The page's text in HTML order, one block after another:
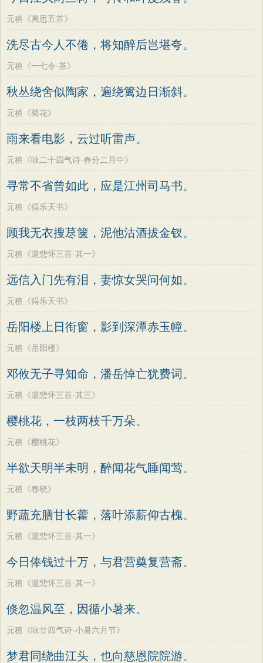
元稹《离思五首》
洗尽古今人不倦，将知醉后岂堪夸。
元稹《一七令·茶》
秋丛绕舍似陶家，遍绕篱边日渐斜。
元稹《菊花》
雨来看电影，云过听雷声。
元稹《咏二十四气诗·春分二月中》
寻常不省曾如此，应是江州司马书。
元稹《得乐天书》
顾我无衣搜荩箧，泥他沽酒拔金钗。
元稹《遣悲怀三首·其一》
远信入门先有泪，妻惊女哭问何如。
元稹《得乐天书》
岳阳楼上日衔窗，影到深潭赤玉幢。
元稹《岳阳楼》
邓攸无子寻知命，潘岳悼亡犹费词。
元稹《遣悲怀三首·其三》
樱桃花，一枝两枝千万朵。
元稹《樱桃花》
半欲天明半未明，醉闻花气睡闻莺。
元稹《春晓》
野蔬充膳甘长藿，落叶添薪仰古槐。
元稹《遣悲怀三首·其一》
今日俸钱过十万，与君营奠复营斋。
元稹《遣悲怀三首·其一》
倏忽温风至，因循小暑来。
元稹《咏廿四气诗·小暑六月节》
梦君同绕曲江头，也向慈恩院院游。